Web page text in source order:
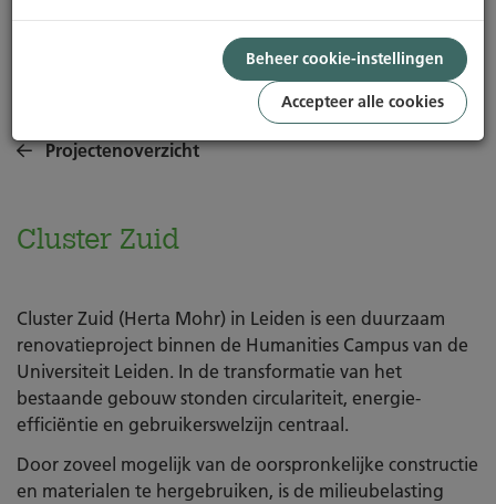
PROJECT
Projectenoverzicht
Cluster Zuid
Cluster Zuid (Herta Mohr) in Leiden is een duurzaam
renovatieproject binnen de Humanities Campus van de
Universiteit Leiden. In de transformatie van het
bestaande gebouw stonden circulariteit, energie-
efficiëntie en gebruikerswelzijn centraal.
Door zoveel mogelijk van de oorspronkelijke constructie
en materialen te hergebruiken, is de milieubelasting
Beheer cookie-instellingen
Accepteer alle cookies